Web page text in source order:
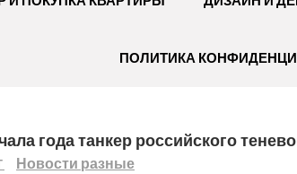
ПОЛИТИКА
года танкер российского
Новости разные